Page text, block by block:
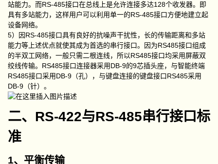
站能力。而RS-485接口在总线上是允许连接多达128个收发器。即
具有多站能力，这样用户可以利用单一的RS-485接口方便地建立起
设备网络。
5）因RS-485接口具有良好的抗噪声干扰性，长的传输距离和多站
能力等上述优点就使其成为首选的串行接口。因为RS485接口组成
的半双工网络，一般只需二根连线，所以RS485接口均采用屏蔽双
绞线传输。RS485接口连接器采用DB-9的9芯插头座，与智能终端
RS485接口采用DB-9（孔），与键盘连接的键盘接口RS485采用
DB-9（针）。
二、RS-422与RS-485串行接口标
准
1、平衡传输